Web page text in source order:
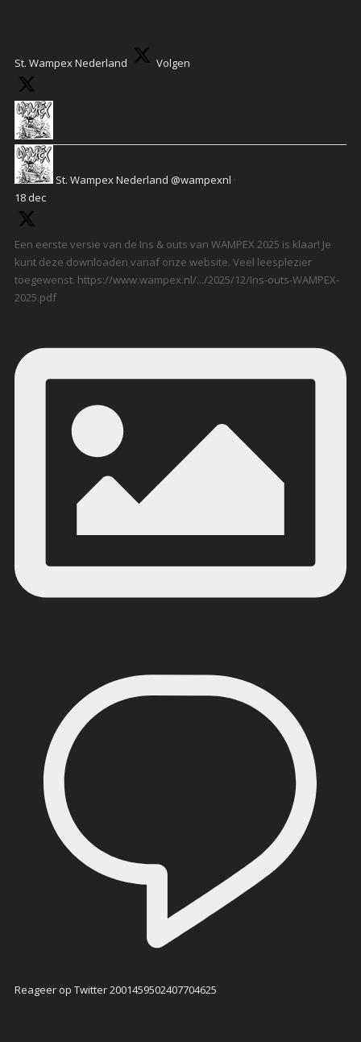
St. Wampex Nederland Volgen
St. Wampex Nederland @wampexnl ·
18 dec
Een eerste versie van de Ins & outs van WAMPEX 2025 is klaar! Je
kunt deze downloaden vanaf onze website. Veel leesplezier
toegewenst. https://www.wampex.nl/.../2025/12/Ins-outs-WAMPEX-
2025.pdf
Reageer op Twitter 2001459502407704625